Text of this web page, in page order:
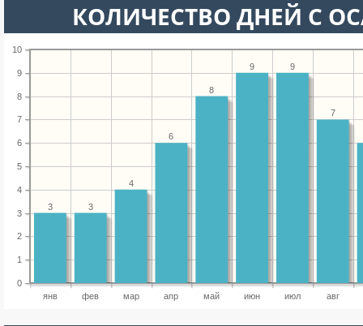
КОЛИЧЕСТВО ДНЕЙ С
янв фев мар апр май июн июл авг
0
1
2
3
4
5
6
7
8
9
10
7
9
9
8
6
4
3
3